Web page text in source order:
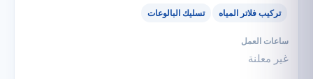
تركيب فلاتر المياه تسليك البالوعات
غير معلنة